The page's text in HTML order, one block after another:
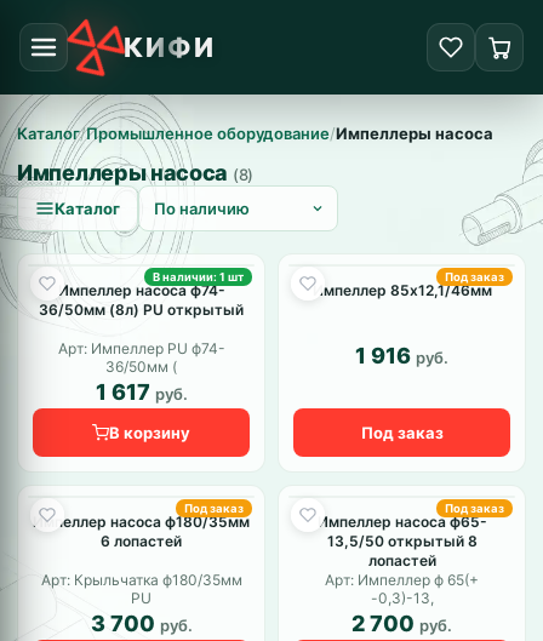
КИФИ
Каталог/Промышленное оборудование/Импеллеры насоса
Импеллеры насоса (8)
Каталог
В наличии: 1 шт
Импеллер насоса ф74-
36/50мм (8л) PU открытый
Арт: Импеллер PU ф74-
36/50мм (
1 617 руб.
В корзину
Под заказ
Импеллер 85х12,1/46мм
1 916 руб.
Под заказ
Под заказ
Импеллер насоса ф180/35мм
6 лопастей
Арт: Крыльчатка ф180/35мм
PU
3 700 руб.
Под заказ
Импеллер насоса ф65-
13,5/50 открытый 8
лопастей
Арт: Импеллер ф 65(+
-0,3)-13,
2 700 руб.